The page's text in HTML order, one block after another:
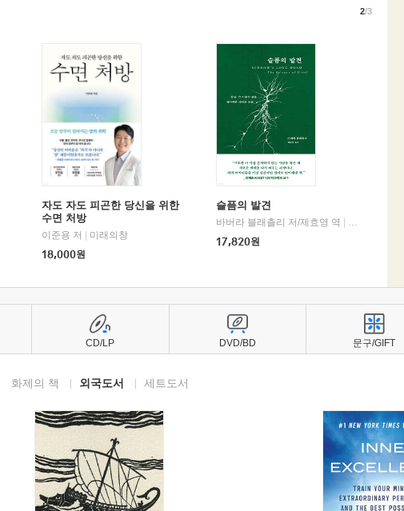
자도 자도 피곤한 당신을 위한
수면 처방
이준용 저
미래의창
18,000원
슬픔의 발견
바버라 블래츨리 저/제효영 역
디플롯
17,820원
2/3
화제의 책 외국도서 세트도서
CD/LP DVD/BD 문구/GIFT